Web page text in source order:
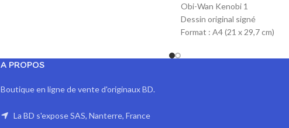
l'encrage et Papier 90 gr pour les crayonnés
Obi-Wan Kenobi 1
Dessin original signé
Format : A4 (21 x 29,7 cm)
Papier : machine 90gr
A PROPOS
Boutique en ligne de vente d'originaux BD.
La BD s'expose SAS, Nanterre, France